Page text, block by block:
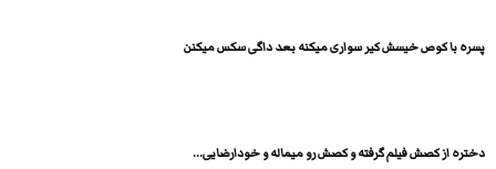
پسره با کوص خیسش کیر سواری میکنه بعد داگی سکس میکنن
دختره از کصش فیلم گرفته و کصش رو میماله و خودارضایی...